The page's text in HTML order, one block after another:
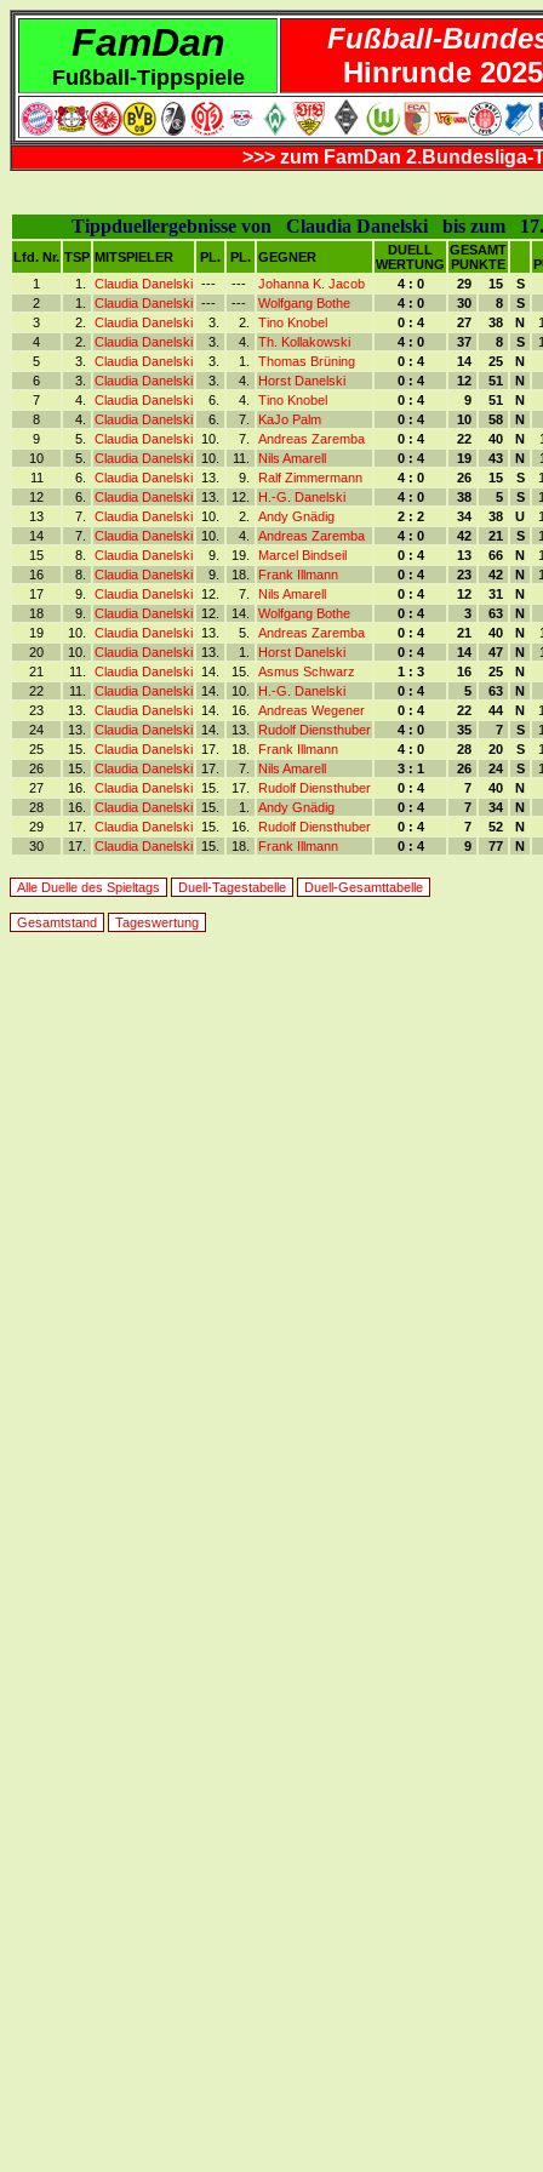
FamDan
Fußball-Tippspiele
Fußball-
Hinrunde
>>> zum FamDan
Tippduellergebnisse von Claudia Danelski bis zum
Lfd. Nr. TSP MITSPIELER PL. PL. GEGNER
DUELL
WERTUNG
GESAMT
PUNKTE
1
1. Claudia Danelski --- --- Johanna K. Jacob 4 : 0 29 15 S
2
1. Claudia Danelski --- --- Wolfgang Bothe 4 : 0 30 8 S
3
2. Claudia Danelski 3. 2. Tino Knobel 0 : 4 27 38 N
4
2. Claudia Danelski 3. 4. Th. Kollakowski 4 : 0 37 8 S
5
3. Claudia Danelski 3. 1. Thomas Brüning 0 : 4 14 25 N
6
3. Claudia Danelski 3. 4. Horst Danelski 0 : 4 12 51 N
7
4. Claudia Danelski 6. 4. Tino Knobel 0 : 4 9 51 N
8
4. Claudia Danelski 6. 7. KaJo Palm 0 : 4 10 58 N
9
5. Claudia Danelski 10. 7. Andreas Zaremba 0 : 4 22 40 N
10
5. Claudia Danelski 10. 11. Nils Amarell 0 : 4 19 43 N
11
6. Claudia Danelski 13. 9. Ralf Zimmermann 4 : 0 26 15 S
12
6. Claudia Danelski 13. 12. H.-G. Danelski 4 : 0 38 5 S
13
7. Claudia Danelski 10. 2. Andy Gnädig 2 : 2 34 38 U
14
7. Claudia Danelski 10. 4. Andreas Zaremba 4 : 0 42 21 S
15
8. Claudia Danelski 9. 19. Marcel Bindseil 0 : 4 13 66 N
16
8. Claudia Danelski 9. 18. Frank Illmann 0 : 4 23 42 N
17
9. Claudia Danelski 12. 7. Nils Amarell 0 : 4 12 31 N
18
9. Claudia Danelski 12. 14. Wolfgang Bothe 0 : 4 3 63 N
19
10. Claudia Danelski 13. 5. Andreas Zaremba 0 : 4 21 40 N
20
10. Claudia Danelski 13. 1. Horst Danelski 0 : 4 14 47 N
21
11. Claudia Danelski 14. 15. Asmus Schwarz 1 : 3 16 25 N
22
11. Claudia Danelski 14. 10. H.-G. Danelski 0 : 4 5 63 N
23
13. Claudia Danelski 14. 16. Andreas Wegener 0 : 4 22 44 N
24
13. Claudia Danelski 14. 13. Rudolf Diensthuber 4 : 0 35 7 S
25
15. Claudia Danelski 17. 18. Frank Illmann 4 : 0 28 20 S
26
15. Claudia Danelski 17. 7. Nils Amarell 3 : 1 26 24 S
27
16. Claudia Danelski 15. 17. Rudolf Diensthuber 0 : 4 7 40 N
28
16. Claudia Danelski 15. 1. Andy Gnädig 0 : 4 7 34 N
29
17. Claudia Danelski 15. 16. Rudolf Diensthuber 0 : 4 7 52 N
30
17. Claudia Danelski 15. 18. Frank Illmann 0 : 4 9 77 N
Alle Duelle des Spieltags Duell-Tagestabelle Duell-Gesamttabelle
Gesamtstand Tageswertung